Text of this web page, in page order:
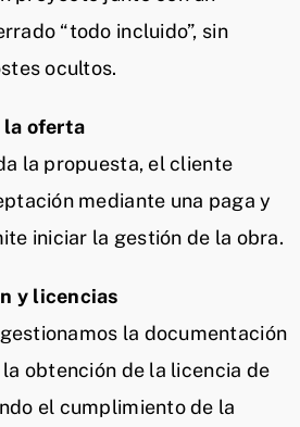
“todo incluido”, sin
ocultos.
la oferta
la propuesta, el cliente
mediante una paga y
iniciar la gestión de la obra.
y licencias
la documentación
obtención de la licencia de
el cumplimiento de la